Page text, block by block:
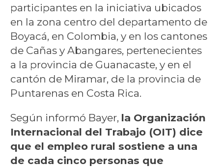
participantes en la iniciativa ubicados
en la zona centro del departamento de
Boyacá, en Colombia, y en los cantones
de Cañas y Abangares, pertenecientes
a la provincia de Guanacaste, y en el
cantón de Miramar, de la provincia de
Puntarenas en Costa Rica.
Según informó Bayer, la Organización
Internacional del Trabajo (OIT) dice
que el empleo rural sostiene a una
de cada cinco personas que